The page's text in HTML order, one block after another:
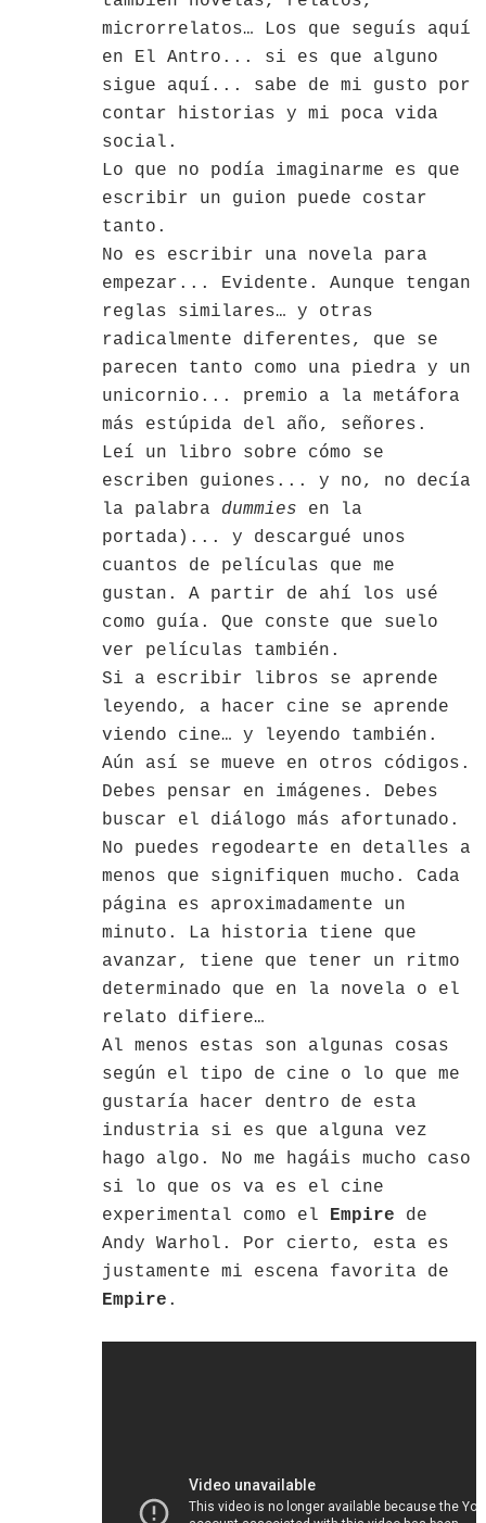
microrrelatos… Los que seguís aquí
en El Antro... si es que alguno
sigue aquí... sabe de mi gusto por
contar historias y mi poca vida
social.
Lo que no podía imaginarme es que
escribir un guion puede costar
tanto.
No es escribir una novela para
empezar... Evidente. Aunque tengan
reglas similares… y otras
radicalmente diferentes, que se
parecen tanto como una piedra y un
unicornio... premio a la metáfora
más estúpida del año, señores.
Leí un libro sobre cómo se
escriben guiones... y no, no decía
la palabra dummies en la
portada)... y descargué unos
cuantos de películas que me
gustan. A partir de ahí los usé
como guía. Que conste que suelo
ver películas también.
Si a escribir libros se aprende
leyendo, a hacer cine se aprende
viendo cine… y leyendo también.
Aún así se mueve en otros códigos.
Debes pensar en imágenes. Debes
buscar el diálogo más afortunado.
No puedes regodearte en detalles a
menos que signifiquen mucho. Cada
página es aproximadamente un
minuto. La historia tiene que
avanzar, tiene que tener un ritmo
determinado que en la novela o el
relato difiere…
Al menos estas son algunas cosas
según el tipo de cine o lo que me
gustaría hacer dentro de esta
industria si es que alguna vez
hago algo. No me hagáis mucho caso
si lo que os va es el cine
experimental como el Empire de
Andy Warhol. Por cierto, esta es
justamente mi escena favorita de
Empire .